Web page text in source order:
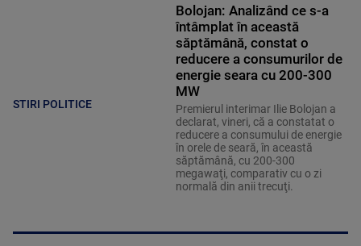
STIRI POLITICE
Bolojan: Analizând ce s-a
întâmplat în această
săptămână, constat o
reducere a consumurilor de
energie seara cu 200-300
MW
Premierul interimar Ilie Bolojan a
declarat, vineri, că a constatat o
reducere a consumului de energie
în orele de seară, în această
săptămână, cu 200-300
megawaţi, comparativ cu o zi
normală din anii trecuţi.